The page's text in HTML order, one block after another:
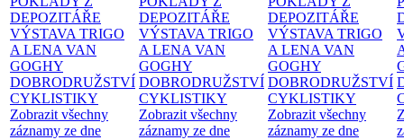
DEPOZITÁŘE
VÝSTAVA TRIGO
A LENA VAN
GOGHY
DOBRODRUŽSTVÍ
CYKLISTIKY
Zobrazit všechny
záznamy ze dne
DEPOZITÁŘE
VÝSTAVA TRIGO
A LENA VAN
GOGHY
DOBRODRUŽSTVÍ
CYKLISTIKY
Zobrazit všechny
záznamy ze dne
DEPOZITÁŘE
VÝSTAVA TRIGO
A LENA VAN
GOGHY
DOBRODRUŽSTVÍ
CYKLISTIKY
Zobrazit všechny
záznamy ze dne